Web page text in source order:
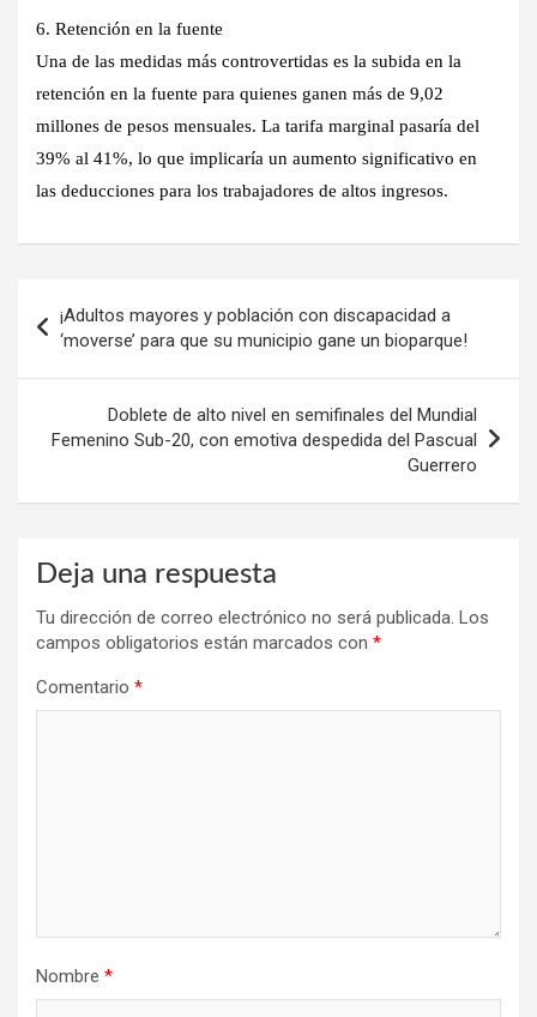
6. Retención en la fuente
Una de las medidas más controvertidas es la subida en la
retención en la fuente para quienes ganen más de 9,02
millones de pesos mensuales. La tarifa marginal pasaría del
39% al 41%, lo que implicaría un aumento significativo en
las deducciones para los trabajadores de altos ingresos.
de
entradas
¡Adultos mayores y población con discapacidad a
‘moverse’ para que su municipio gane un bioparque!
Doblete de alto nivel en semifinales del Mundial
Femenino Sub-20, con emotiva despedida del Pascual
Guerrero
Deja una respuesta
Tu dirección de correo electrónico no será publicada. Los
campos obligatorios están marcados con *
Comentario *
Nombre *